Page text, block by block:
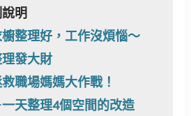
明
整理好，工作沒煩惱～
發大財
職場媽媽大作戰！
天整理4個空間的改造